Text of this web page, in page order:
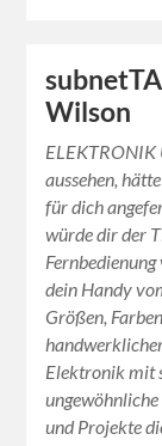
Wilson
aussehen,
für dich
würde dir der
dein Handy
Größen,
Elektronik mit
und Projekte